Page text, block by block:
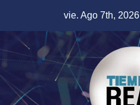
contenido
vie. Ago 7th, 2026